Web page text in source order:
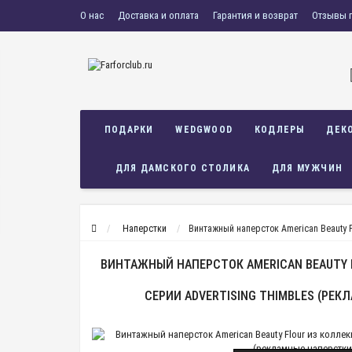
О нас Доставка и оплата Гарантия и возврат Отзывы
ПОДАРКИ WEDGWOOD КОДЛЕРЫ
ДЛЯ ДАМСКОГО СТОЛИКА ДЛЯ МУЖЧИН
Наперстки Винтажный наперсток American
ВИНТАЖНЫЙ НАПЕРСТОК AMERICAN
СЕРИИ ADVERTISING THIMBLES